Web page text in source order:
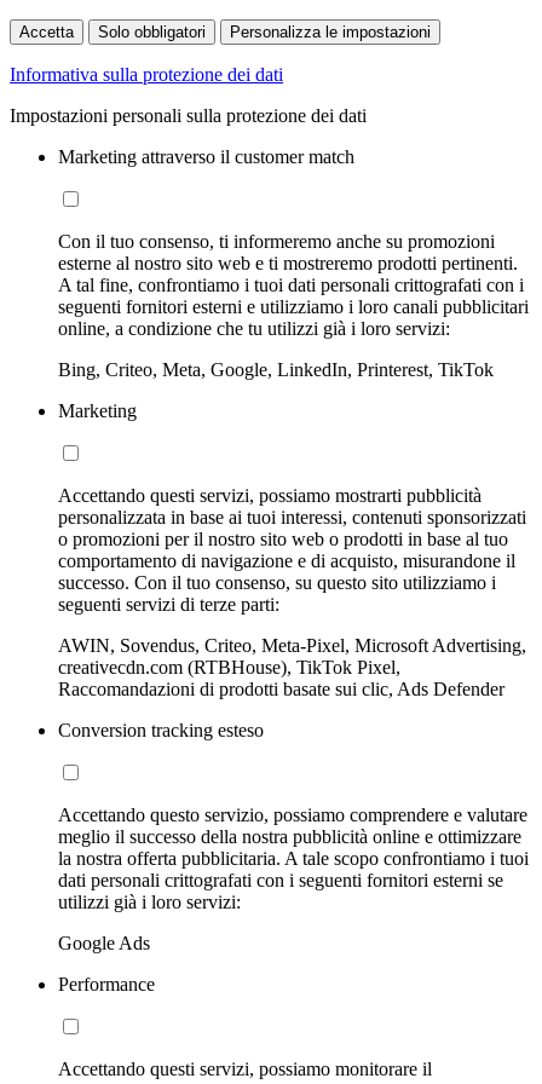
Accetta Solo obbligatori Personalizza le impostazioni
Informativa sulla protezione dei dati
Impostazioni personali sulla protezione dei dati
Marketing attraverso il customer match
Con il tuo consenso, ti informeremo anche su promozioni
esterne al nostro sito web e ti mostreremo prodotti pertinenti.
A tal fine, confrontiamo i tuoi dati personali crittografati con i
seguenti fornitori esterni e utilizziamo i loro canali pubblicitari
online, a condizione che tu utilizzi già i loro servizi:
Bing, Criteo, Meta, Google, LinkedIn, Printerest, TikTok
Marketing
Accettando questi servizi, possiamo mostrarti pubblicità
personalizzata in base ai tuoi interessi, contenuti sponsorizzati
o promozioni per il nostro sito web o prodotti in base al tuo
comportamento di navigazione e di acquisto, misurandone il
successo. Con il tuo consenso, su questo sito utilizziamo i
seguenti servizi di terze parti:
AWIN, Sovendus, Criteo, Meta-Pixel, Microsoft Advertising,
creativecdn.com (RTBHouse), TikTok Pixel,
Raccomandazioni di prodotti basate sui clic, Ads Defender
Conversion tracking esteso
Accettando questo servizio, possiamo comprendere e valutare
meglio il successo della nostra pubblicità online e ottimizzare
la nostra offerta pubblicitaria. A tale scopo confrontiamo i tuoi
dati personali crittografati con i seguenti fornitori esterni se
utilizzi già i loro servizi:
Google Ads
Performance
Accettando questi servizi, possiamo monitorare il